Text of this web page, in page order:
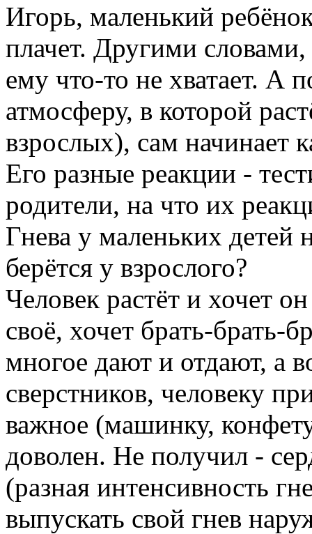
Игорь, маленький
плачет. Другими словами,
ему что-то не хватает. А
атмосферу, в которой
взрослых), сам начинает
Его разные реакции -
родители, на что их
Гнева у маленьких детей
берётся у взрослого?
Человек растёт и хочет
своё, хочет брать-брать-
многое дают и отдают, а
сверстников, человеку
важное (машинку,
доволен. Не получил -
(разная интенсивность
выпускать свой гнев